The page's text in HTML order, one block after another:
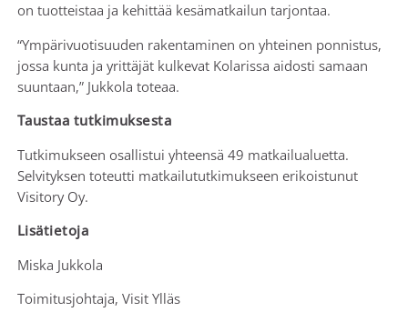
on tuotteistaa ja kehittää kesämatkailun tarjontaa.
“Ympärivuotisuuden rakentaminen on yhteinen ponnistus,
jossa kunta ja yrittäjät kulkevat Kolarissa aidosti samaan
suuntaan,” Jukkola toteaa.
Taustaa tutkimuksesta
Tutkimukseen osallistui yhteensä 49 matkailualuetta.
Selvityksen toteutti matkailututkimukseen erikoistunut
Visitory Oy.
Lisätietoja
Miska Jukkola
Toimitusjohtaja, Visit Ylläs